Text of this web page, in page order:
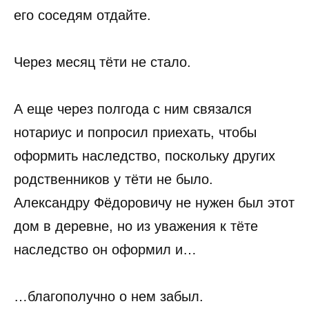
его соседям отдайте.
Через месяц тёти не стало.
А еще через полгода с ним связался
нотариус и попросил приехать, чтобы
оформить наследство, поскольку других
родственников у тёти не было.
Александру Фёдоровичу не нужен был этот
дом в деревне, но из уважения к тёте
наследство он оформил и…
…благополучно о нем забыл.